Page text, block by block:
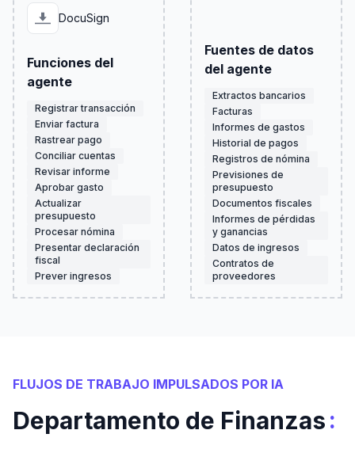
DocuSign
Funciones del
agente
Registrar transacción
Enviar factura
Rastrear pago
Conciliar cuentas
Revisar informe
Aprobar gasto
Actualizar
presupuesto
Procesar nómina
Presentar declaración
fiscal
Prever ingresos
Fuentes de datos
del agente
Extractos bancarios
Facturas
Informes de gastos
Historial de pagos
Registros de nómina
Previsiones de
presupuesto
Documentos fiscales
Informes de pérdidas
y ganancias
Datos de ingresos
Contratos de
proveedores
FLUJOS DE TRABAJO IMPULSADOS POR IA
Departamento de Finanzas: